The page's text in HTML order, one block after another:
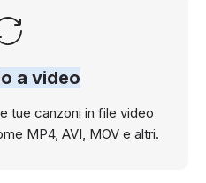
a video
tue canzoni in file video
MP4, AVI, MOV e altri.